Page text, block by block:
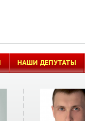
НАШИ ДЕПУТАТЫ